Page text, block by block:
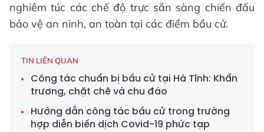
nghiêm túc các chế độ trực sẵn sàng chiến đấu
bảo vệ an ninh, an toàn tại các điểm bầu cử.
TIN LIÊN QUAN
Công tác chuẩn bị bầu cử tại Hà Tĩnh: Khẩn
trương, chặt chẽ và chu đáo
Hướng dẫn công tác bầu cử trong trường
hợp diễn biến dịch Covid-19 phức tạp